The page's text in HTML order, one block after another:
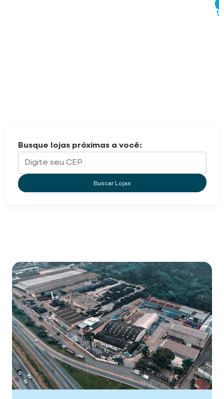
Busque lojas próximas a você:
Buscar Lojas